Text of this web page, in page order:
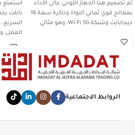
تم تصميم هذا الجهاز اللوحي عالي الأداء
بمعالج قوي ثماني النواة وذاكرة سعة 16
جيجابايت وشبكة Wi-Fi 5G، وهو مثالي
استمتع
تابلت
السريع،
العمل،
الروابط الاجتماعية